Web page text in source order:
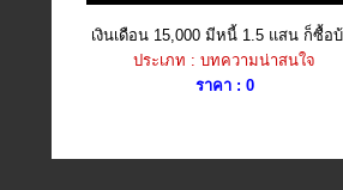
เงินเดือน 15,000 มีหนี้ 1.5 แสน ก็ซื้อ
ประเภท : บทความน่าสนใจ
ราคา : 0